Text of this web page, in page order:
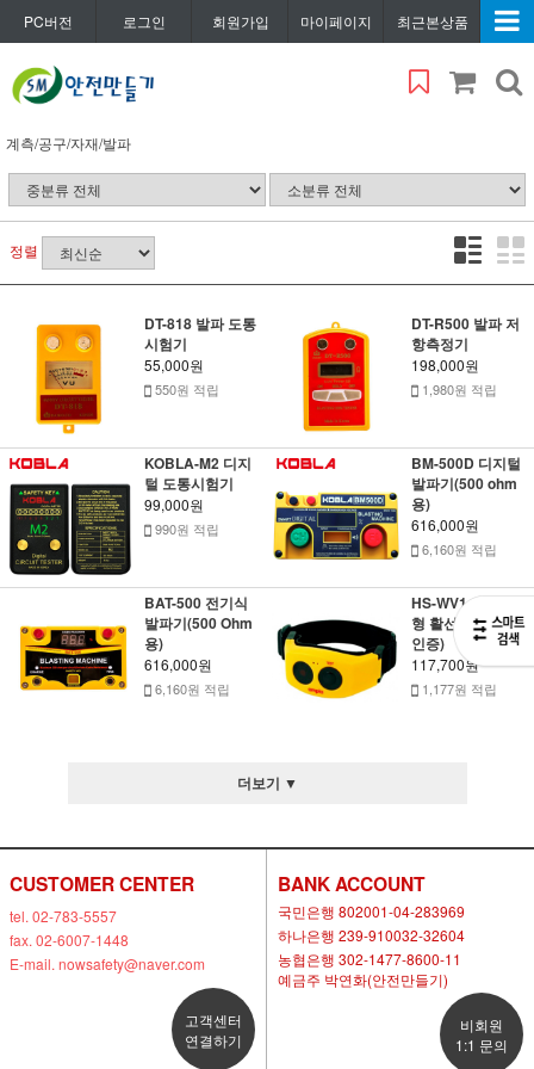
PC버전 로그인 회원가입 마이페이지 최근본상품
계측/공구/자재/발파
정렬
DT-818 발파 도통
시험기
55,000원
550원 적립
DT-R500 발파 저
항측정기
198,000원
1,980원 적립
KOBLA-M2 디지
털 도통시험기
99,000원
990원 적립
BM-500D 디지털
발파기(500 ohm
용)
616,000원
6,160원 적립
BAT-500 전기식
발파기(500 Ohm
용)
616,000원
6,160원 적립
HS-WV1 손목밴드
형 활선경보기(KC
인증)
117,700원
1,177원 적립
더보기 ▼
CUSTOMER CENTER
tel. 02-783-5557
fax. 02-6007-1448
E-mail. nowsafety@naver.com
고객센터
연결하기
BANK ACCOUNT
국민은행 802001-04-283969
하나은행 239-910032-32604
농협은행 302-1477-8600-11
예금주 박연화(안전만들기)
비회원
1:1 문의